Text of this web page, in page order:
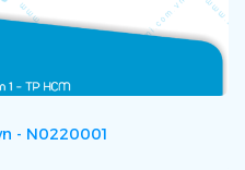
- N0220001